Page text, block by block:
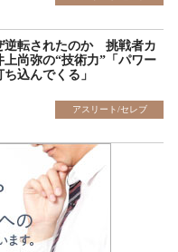
逆転されたのか 挑戦者カ
尚弥の“技術力”「パワー
込んでくる」
アスリート/セレブ